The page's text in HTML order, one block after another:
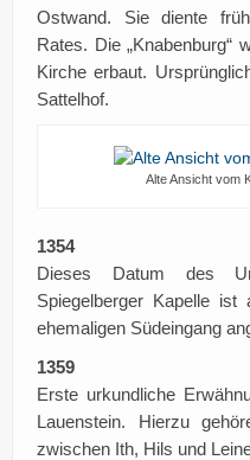
Ostwand. Sie diente
Rates. Die „Knabenburg“
Kirche erbaut.
Sattelhof.
Alte Ansicht vom
1354
Dieses Datum des
Spiegelberger Kapelle
ehemaligen Südeingang
1359
Erste urkundliche
Lauenstein. Hierzu
zwischen Ith, Hils und